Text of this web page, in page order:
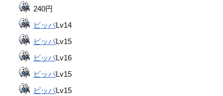
240円
ビッパLv14
ビッパLv15
ビッパLv16
ビッパLv15
ビッパLv15